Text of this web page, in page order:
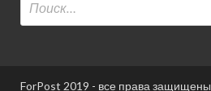
ForPost 2019 - все права защищены